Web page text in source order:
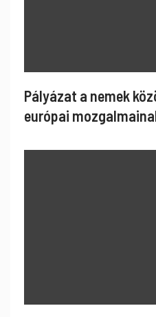
Pályázat a nemek
európai